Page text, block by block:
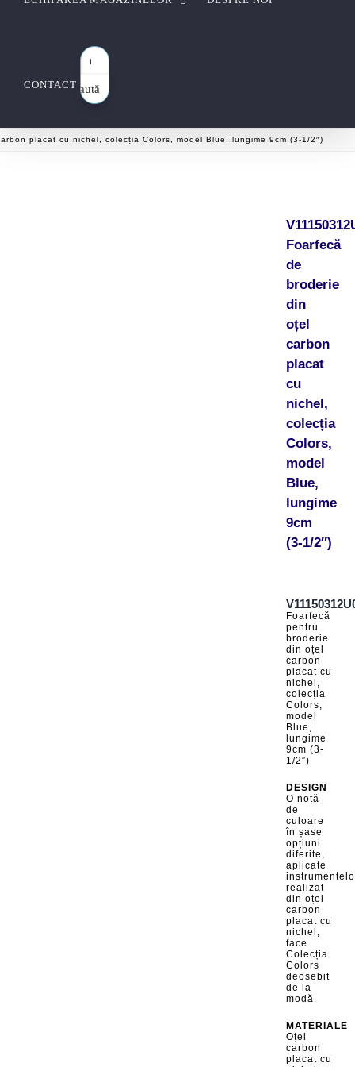
CONTACTCaută
placat cu nichel, colecția Colors, model Blue, lungime 9cm (3-1/2″)
Foarfecă
de
broderie
din
oțel
carbon
placat
cu
nichel,
colecția
Colors,
model
Blue,
lungime
9cm
(3-1/2″)
Foarfecă
pentru
broderie
din oțel
carbon
placat cu
nichel,
colecția
Colors,
model
Blue,
lungime
9cm (3-
1/2″)
DESIGN
O notă
de
culoare
în șase
opțiuni
diferite,
aplicate
realizat
din oțel
carbon
placat cu
nichel,
face
Colecția
Colors
deosebit
de la
modă.
MATERIALE
Oțel
carbon
placat cu